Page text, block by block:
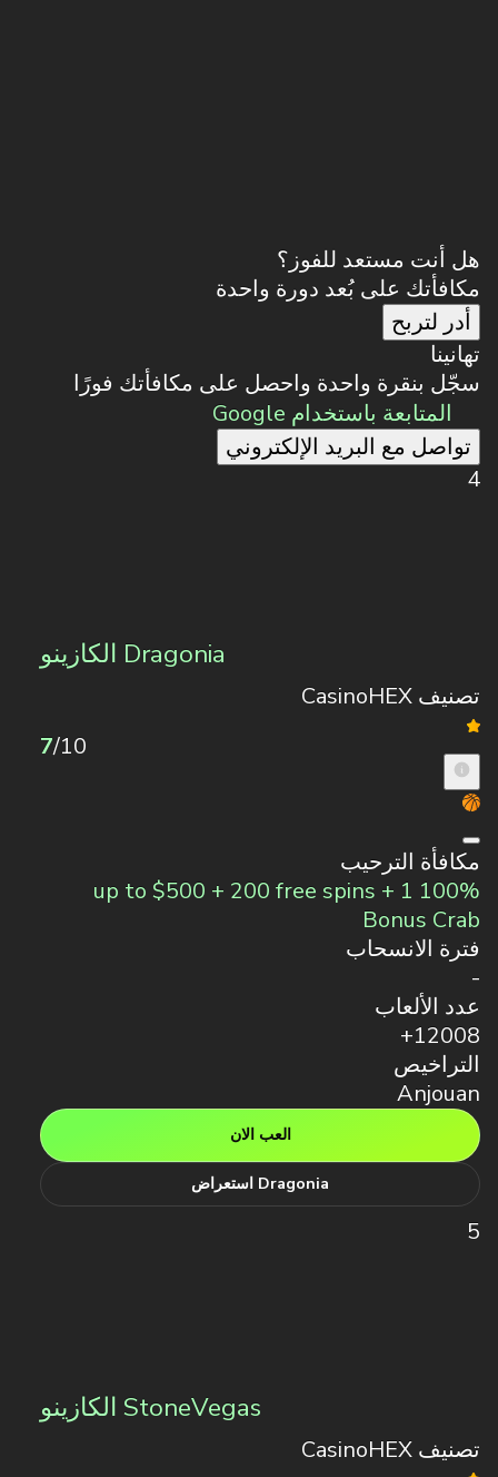
هل أنت مستعد للفوز؟
مكافأتك على بُعد دورة واحدة
أدر لتربح
تهانينا
سجّل بنقرة واحدة واحصل على مكافأتك فورًا
المتابعة باستخدام Google
تواصل مع البريد الإلكتروني
4
Dragonia الكازينو
تصنيف CasinoHEX
7/10
مكافأة الترحيب
100% up to $500 + 200 free spins + 1
Bonus Crab
فترة الانسحاب
-
عدد الألعاب
12008+
التراخيص
Anjouan
العب الان
Dragonia استعراض
5
StoneVegas الكازينو
تصنيف CasinoHEX